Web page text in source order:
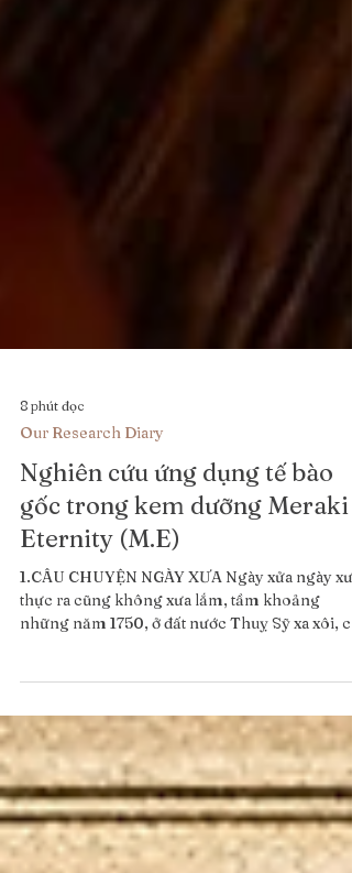
Our Research Diary
Nghiên cứu ứng dụng tế bào
gốc trong kem dưỡng Meraki
Eternity (M.E)
1.CÂU CHUYỆN NGÀY XƯA Ngày xửa ngày
giống táo Uttwiler Spätlauber (Malus
Giống táo này gây ấn tượng bởi khả năng bảo
quản cực kỳ tốt, người nông dân có thể hái trái
lưu giữ cả tới tận 4 tháng mà vẫn tươi, trong khi
các giống táo khác thì đã bị nhăn nheo (thời này
chưa có thuốc thang gì đâu nhé), điều này cho
thấy tiềm năng về ki